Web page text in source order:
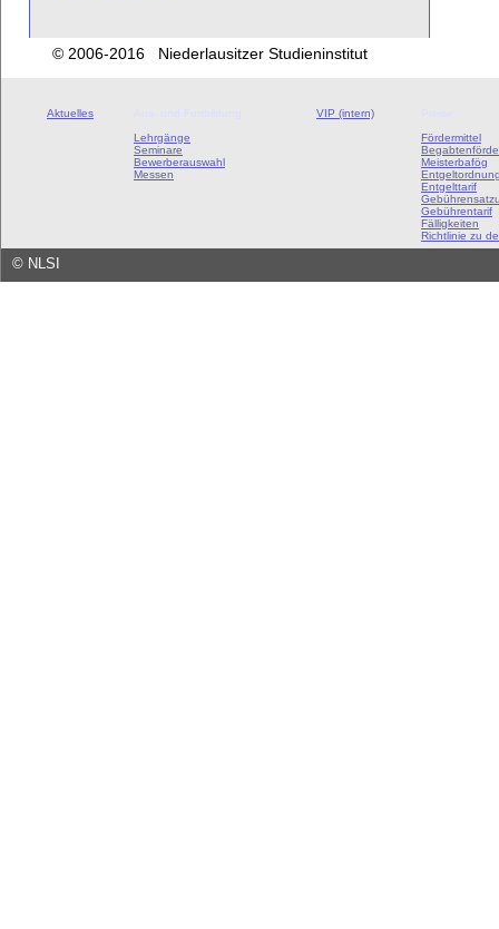
© 2006-2016 Niederlausitzer Studieninstitut
Aktuelles
Lehrgänge
Seminare
Bewerberauswahl
Messen
VIP (intern)
Fördermittel
Meisterbafög
Entgelttarif
Gebührentarif
Fälligkeiten
Richtlinie zu
© NLSI